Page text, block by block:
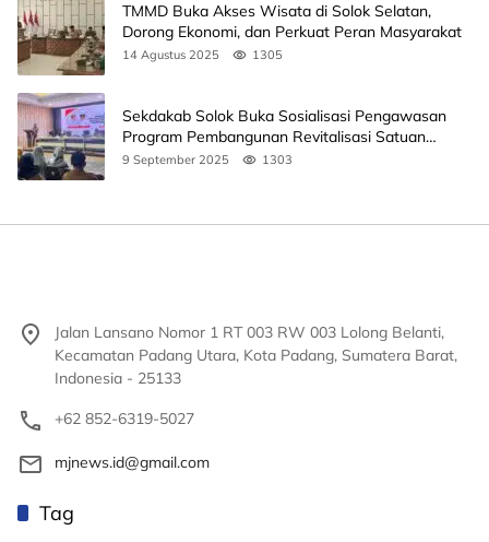
TMMD Buka Akses Wisata di Solok Selatan,
Dorong Ekonomi, dan Perkuat Peran Masyarakat
14 Agustus 2025 1305
Sekdakab Solok Buka Sosialisasi Pengawasan
Program Pembangunan Revitalisasi Satuan
Pendidikan
9 September 2025 1303
Jalan Lansano Nomor 1 RT 003 RW 003 Lolong Belanti,
Kecamatan Padang Utara, Kota Padang, Sumatera Barat,
Indonesia - 25133
+62 852-6319-5027
mjnews.id@gmail.com
Tag